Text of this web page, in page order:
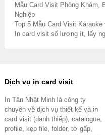
Mẫu Card Visit Phòng Khám,
Nghiệp
Top 5 Mẫu Card Visit Karaoke
In card visit số lượng ít, lấy
Dịch vụ in card visit
In Tân Nhật Minh là công ty
chuyên về dịch vụ thiết kế và in
card visit (danh thiếp), catalogue,
profile, kẹp file, folder, tờ gấp,